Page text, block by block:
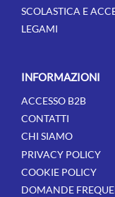
INFORMAZIONI
ACCESSO B2B
CONTATTI
CHI SIAMO
PRIVACY POLICY
COOKIE POLICY
DOMANDE
SCOLASTICA E
LEGAMI